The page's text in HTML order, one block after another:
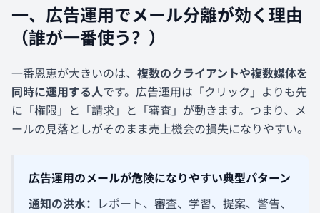
一、広告運用でメール分離が効く理由
（誰が一番使う？）
一番恩恵が大きいのは、 複数のクライアントや複数媒体を
同時に運用する人です。広告運用は「クリック」よりも先
に「権限」と「請求」と「審査」が動きます。つまり、メ
ールの見落としがそのまま売上機会の損失になりやすい。
広告運用のメールが危険になりやすい典型パターン
通知の洪水：
レポート、審査、学習、提案、警告、